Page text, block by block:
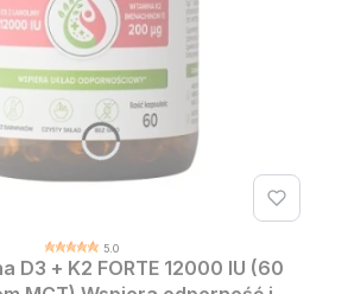
5.0
D3 + K2 FORTE 12000 IU (60